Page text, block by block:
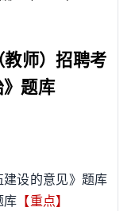
师）招聘考
题库
建设的意见》题库
库 【重点】